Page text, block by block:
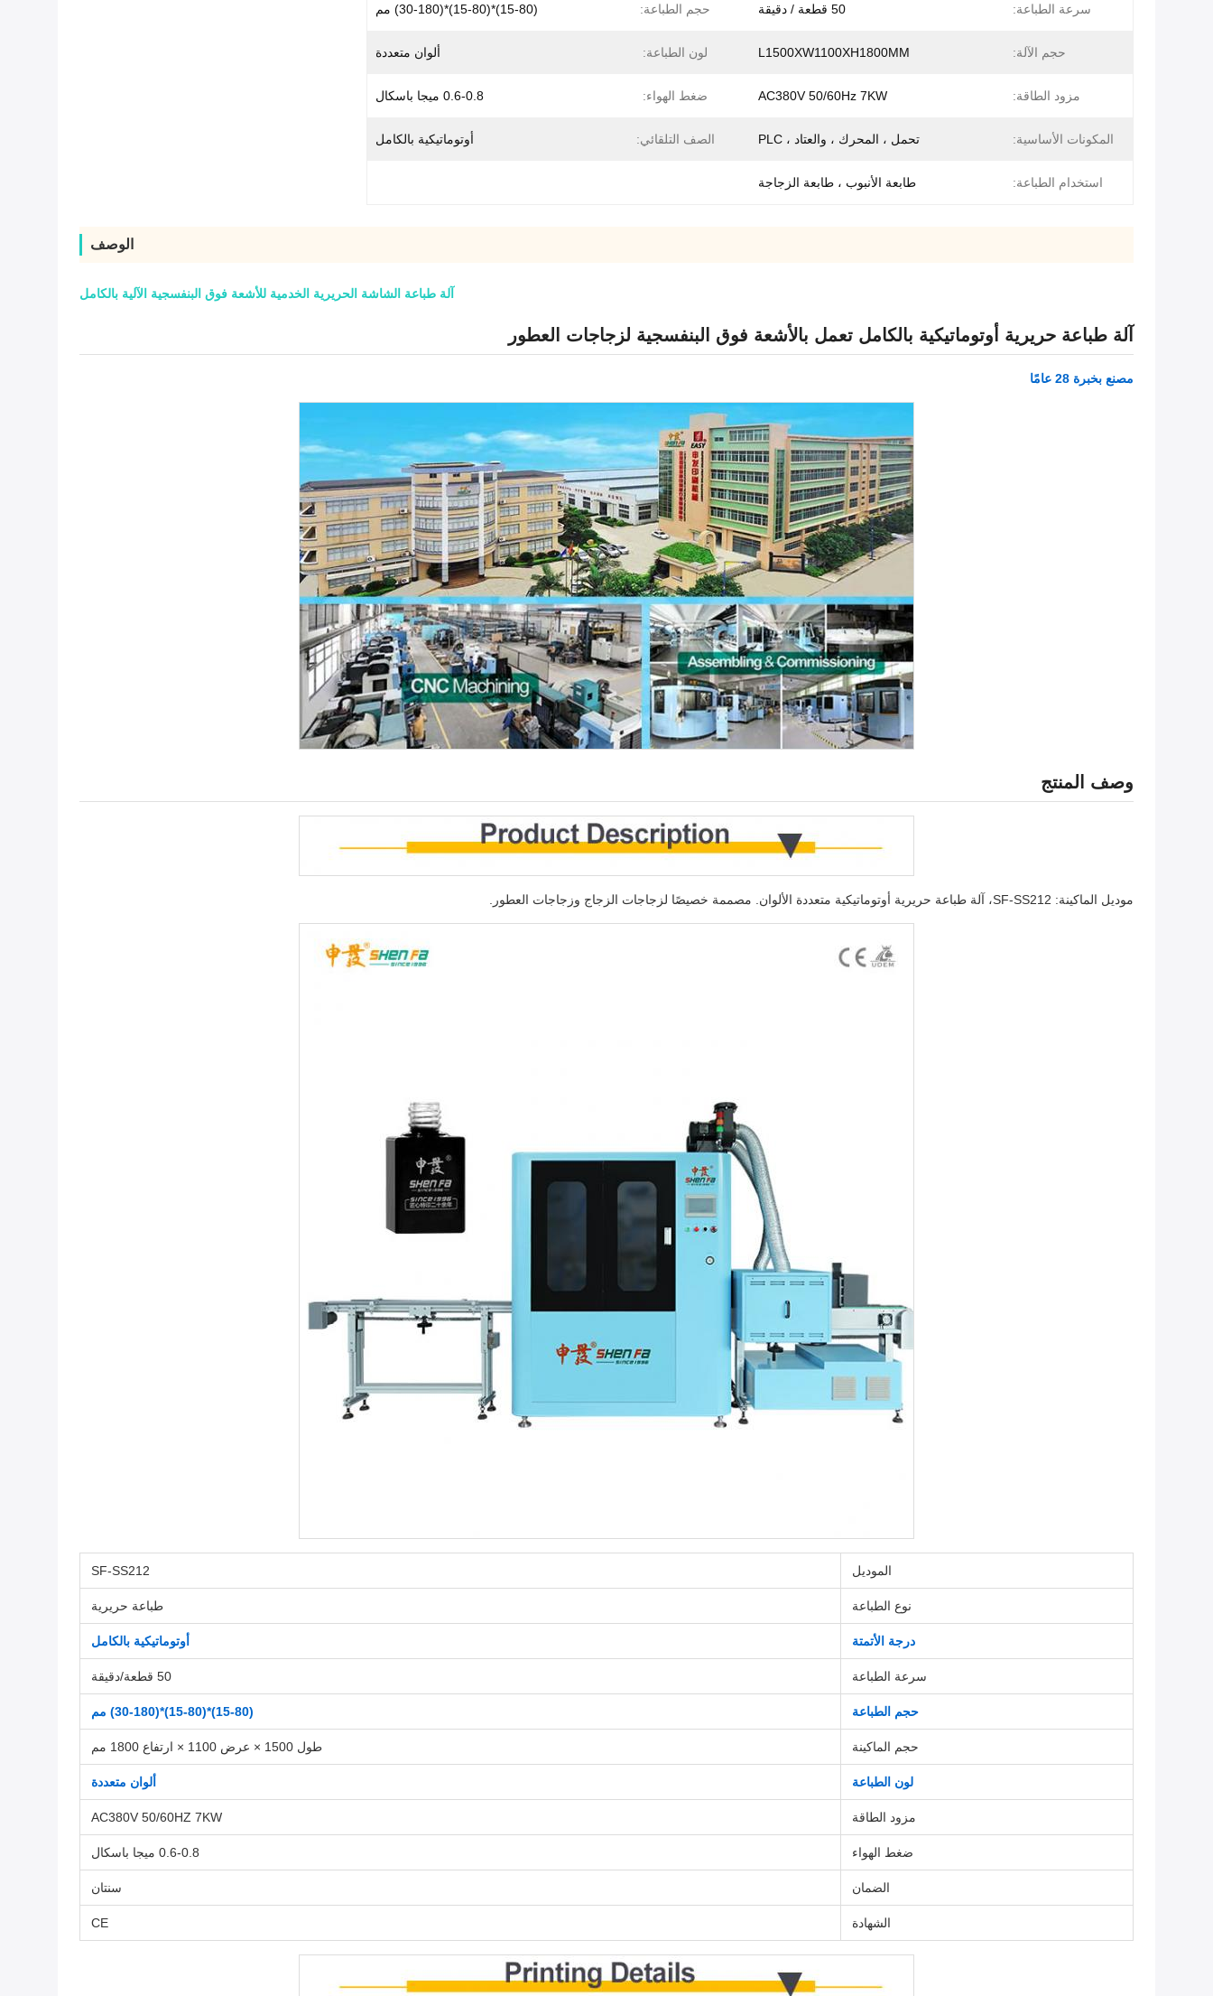
سرعة الطباعة: 50 قطعة / دقيقة حجم الطباعة: (15-80)*(15-80)*(30-180) مم
حجم الآلة: L1500XW1100XH1800MM لون الطباعة: ألوان متعددة
مزود الطاقة: AC380V 50/60Hz 7KW ضغط الهواء: 0.6-0.8 ميجا باسكال
المكونات الأساسية: تحمل ، المحرك ، والعتاد ، PLC الصف التلقائي: أوتوماتيكية بالكامل
استخدام الطباعة: طابعة الأنبوب ، طابعة الزجاجة
الوصف
آلة طباعة الشاشة الحريرية الخدمية للأشعة فوق البنفسجية الآلية بالكامل
آلة طباعة حريرية أوتوماتيكية بالكامل تعمل بالأشعة فوق البنفسجية لزجاجات العطور
مصنع بخبرة 28 عامًا
وصف المنتج
موديل الماكينة: SF-SS212، آلة طباعة حريرية أوتوماتيكية متعددة الألوان. مصممة خصيصًا لزجاجات الزجاج وزجاجات العطور.
الموديل SF-SS212
نوع الطباعة طباعة حريرية
درجة الأتمتة أوتوماتيكية بالكامل
سرعة الطباعة 50 قطعة/دقيقة
حجم الطباعة (15-80)*(15-80)*(30-180) مم
حجم الماكينة طول 1500 × عرض 1100 × ارتفاع 1800 مم
لون الطباعة ألوان متعددة
مزود الطاقة AC380V 50/60HZ 7KW
ضغط الهواء 0.6-0.8 ميجا باسكال
الضمان سنتان
الشهادة CE